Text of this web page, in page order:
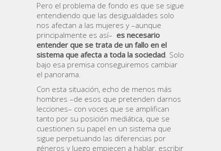
Pero el problema de fondo es que se sigue
entendiendo que las desigualdades solo
nos afectan a las mujeres y –aunque
principalmente es así– es necesario
entender que se trata de un fallo en el
sistema que afecta a toda la sociedad. Solo
bajo esa premisa conseguiremos cambiar
el panorama.
Con esta situación, echo de menos más
hombres –de esos que pretenden darnos
lecciones– con voces que se amplifican
tanto por su posición mediática, que se
cuestionen su papel en un sistema que
sigue perpetuando las diferencias por
géneros y luego empiecen a hablar, escribir